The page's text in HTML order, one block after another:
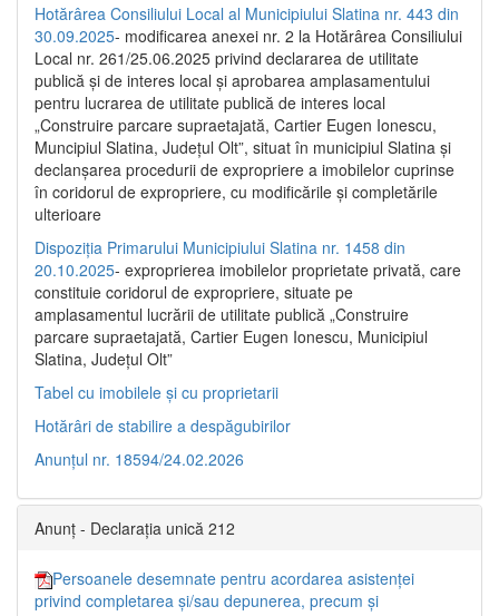
Hotărârea Consiliului Local al Municipiului Slatina nr. 443 din
30.09.2025- modificarea anexei nr. 2 la Hotărârea Consiliului
Local nr. 261/25.06.2025 privind declararea de utilitate
publică şi de interes local şi aprobarea amplasamentului
pentru lucrarea de utilitate publică de interes local
„Construire parcare supraetajată, Cartier Eugen Ionescu,
Muncipiul Slatina, Judeţul Olt”, situat în municipiul Slatina şi
declanşarea procedurii de expropriere a imobilelor cuprinse
în coridorul de expropriere, cu modificările şi completările
ulterioare
Dispoziția Primarului Municipiului Slatina nr. 1458 din
20.10.2025- exproprierea imobilelor proprietate privată, care
constituie coridorul de expropriere, situate pe
amplasamentul lucrării de utilitate publică „Construire
parcare supraetajată, Cartier Eugen Ionescu, Municipiul
Slatina, Județul Olt”
Tabel cu imobilele și cu proprietarii
Hotărâri de stabilire a despăgubirilor
Anunțul nr. 18594/24.02.2026
Anunț - Declarația unică 212
Persoanele desemnate pentru acordarea asistenței
privind completarea și/sau depunerea, precum și